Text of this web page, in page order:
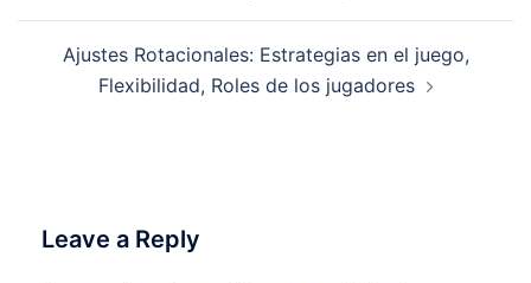
Ajustes Rotacionales: Estrategias en el juego,
Flexibilidad, Roles de los jugadores
Leave a Reply